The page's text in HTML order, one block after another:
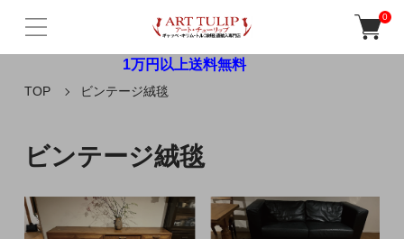
1万円以上送料無料
0
TOP ビンテージ絨毯
ビンテージ絨毯